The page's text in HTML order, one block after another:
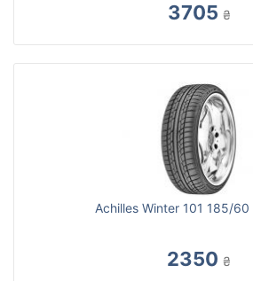
3705 ₴
Achilles Winter 101 185/
2350 ₴